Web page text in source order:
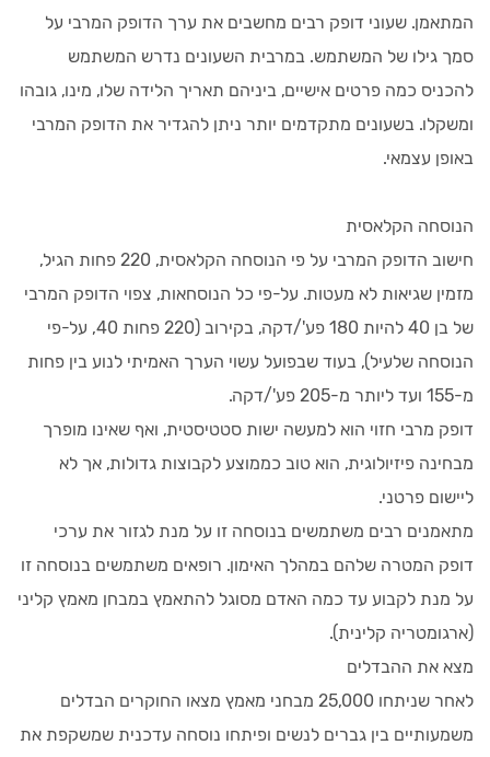
המתאמן. שעוני דופק רבים מחשבים את ערך הדופק המרבי על
סמך גילו של המשתמש. במרבית השעונים נדרש המשתמש
להכניס כמה פרטים אישיים, ביניהם תאריך הלידה שלו, מינו, גובהו
ומשקלו. בשעונים מתקדמים יותר ניתן להגדיר את הדופק המרבי
באופן עצמאי.
הנוסחה הקלאסית
חישוב הדופק המרבי על פי הנוסחה הקלאסית, 220 פחות הגיל,
מזמין שגיאות לא מעטות. על-פי כל הנוסחאות, צפוי הדופק המרבי
של בן 40 להיות 180 פע'/דקה, בקירוב (220 פחות 40, על-פי
הנוסחה שלעיל), בעוד שבפועל עשוי הערך האמיתי לנוע בין פחות
מ-155 ועד ליותר מ-205 פע'/דקה.
דופק מרבי חזוי הוא למעשה ישות סטטיסטית, ואף שאינו מופרך
מבחינה פיזיולוגית, הוא טוב כממוצע לקבוצות גדולות, אך לא
ליישום פרטני.
מתאמנים רבים משתמשים בנוסחה זו על מנת לגזור את ערכי
דופק המטרה שלהם במהלך האימון. רופאים משתמשים בנוסחה זו
על מנת לקבוע עד כמה האדם מסוגל להתאמץ במבחן מאמץ קליני
(ארגומטריה קלינית).
מצא את ההבדלים
לאחר שניתחו 25,000 מבחני מאמץ מצאו החוקרים הבדלים
משמעותיים בין גברים לנשים ופיתחו נוסחה עדכנית שמשקפת את